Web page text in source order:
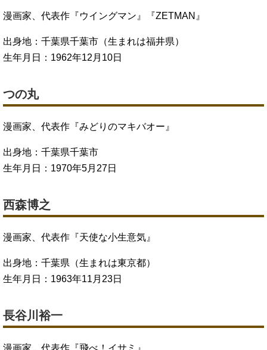
漫画家、代表作『ウイングマン』『ZETMAN』
出身地：千葉県千葉市（生まれは福井県）
生年月日：1962年12月10日
つの丸
漫画家、代表作『みどりのマキバオー』
出身地：千葉県千葉市
生年月日：1970年5月27日
西森博之
漫画家、代表作『天使な小生意気』
出身地：千葉県（生まれは東京都）
生年月日：1963年11月23日
長谷川裕一
漫画家、代表作『飛べ！イサミ』